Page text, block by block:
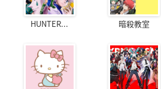
HUNTER... 暗殺教室